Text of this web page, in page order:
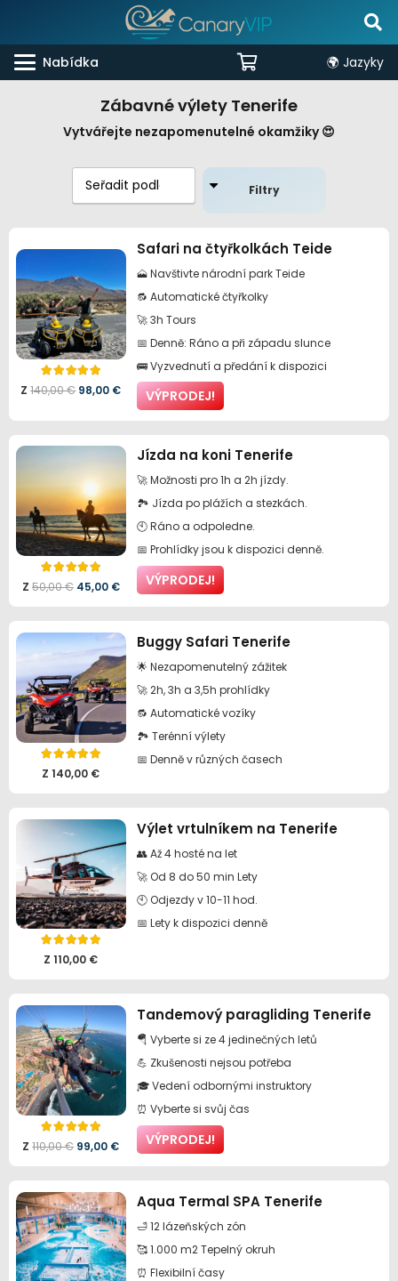
Nabídka 🌍 Jazyky
Zábavné výlety Tenerife
Vytvářejte nezapomenutelné okamžiky 😍
Filtry
Hodnocení5.00z 5
Z140,00€ Původní
byla:
98,00 €Aktuální
je:
98,00 €.
Safari na čtyřkolkách Teide
🗻 Navštivte národní park Teide
🔂 Automatické čtyřkolky
🚀 3h Tours
📅 Denně: Ráno a při západu slunce
🚌 Vyzvednutí a předání k dispozici
VÝPRODEJ!
Hodnocení5.00z 5
Z 50,00€ Původní
byla:
50,00 €.
45,00 €Aktuální
je:
45,00 €.
Jízda na koni Tenerife
🚀 Možnosti pro 1h a 2h jízdy.
🏞️ Jízda po plážích a stezkách.
🕙 Ráno a odpoledne.
📅 Prohlídky jsou k dispozici denně.
VÝPRODEJ!
Hodnocení 5.00z 5
Z140,00 €
Buggy Safari Tenerife
🌟 Nezapomenutelný zážitek
🚀 2h, 3h a 3,5h prohlídky
🔂 Automatické vozíky
🏞️ Terénní výlety
📅 Denně v různých časech
Hodnocení
Z110,00 €
Výlet vrtulníkem na Tenerife
👥 Až 4 hosté na let
🚀 Od 8 do 50 min Lety
🕙 Odjezdy v 10-11 hod.
📅 Lety k dispozici denně
Hodnocení 5.00z 5
Z110,00€ Původní
byla:
110,00 €.
99,00 €Aktuální
je:
99,00 €.
Tandemový paragliding Tenerife
🪂 Vyberte si ze 4 jedinečných letů
💪 Zkušenosti nejsou potřeba
🎓 Vedení odbornými instruktory
⏰ Vyberte si svůj čas
VÝPRODEJ!
Aqua Termal SPA Tenerife
🛁 12 lázeňských zón
🥰 1.000 m2 Tepelný okruh
⏰ Flexibilní časy